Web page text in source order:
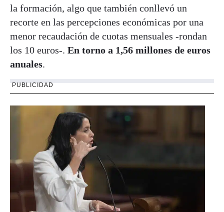
la formación, algo que también conllevó un
recorte en las percepciones económicas por una
menor recaudación de cuotas mensuales -rondan
los 10 euros-. En torno a 1,56 millones de euros
anuales.
PUBLICIDAD